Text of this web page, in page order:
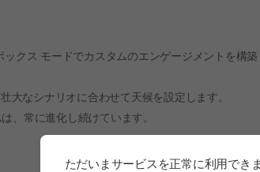
クス モードでカスタムのエンゲージメントを構築
大なシナリオに合わせて天候を設定します。
、常に進化し続けています。
ただいまサービスを正常に利用できま